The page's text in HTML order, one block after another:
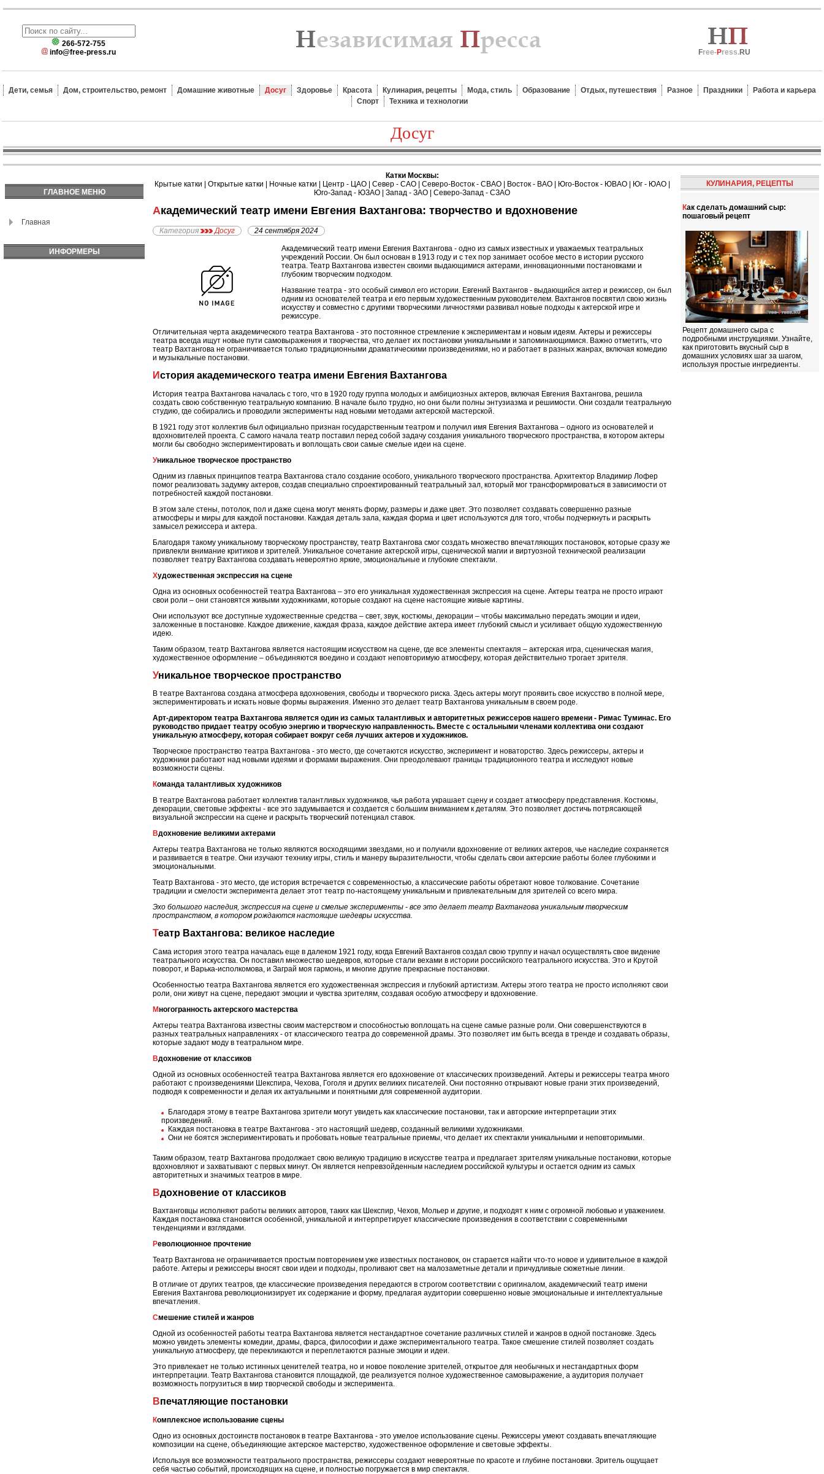
266-572-755
info@free-press.ru
Free-Press.RU
Дети, семья Дом, строительство, ремонт Домашние животные Досуг Здоровье Красота Кулинария, рецепты Мода, стиль Образование Отдых, путешествия Разное Праздники
Работа и карьера
Спорт
Техника и технологии
Досуг
ГЛАВНОЕ МЕНЮ
Главная
ИНФОРМЕРЫ
Катки Москвы:
Крытые катки
Открытые катки Ночные катки Центр - ЦАО| Север - САО| Северо-Восток - СВАО| Восток - ВАО| Юго-Восток - ЮВАО| Юг - ЮАО|
Юго-Запад - ЮЗАО
Запад - ЗАО Северо-Запад - СЗАО
Академический театр имени Евгения Вахтангова: творчество и вдохновение
Категория Досуг 24 сентября 2024
Академический театр имени Евгения Вахтангова - одно из самых известных и уважаемых театральных
учреждений России. Он был основан в 1913 году и с тех пор занимает особое место в истории русского
театра. Театр Вахтангова известен своими выдающимися актерами, инновационными постановками и
глубоким творческим подходом.
Название театра - это особый символ его истории. Евгений Вахтангов - выдающийся актер и режиссер, он был
одним из основателей театра и его первым художественным руководителем. Вахтангов посвятил свою жизнь
искусству и совместно с другими творческими личностями развивал новые подходы к актерской игре и
режиссуре.
Отличительная черта академического театра Вахтангова - это постоянное стремление к экспериментам и новым идеям. Актеры и режиссеры
театра всегда ищут новые пути самовыражения и творчества, что делает их постановки уникальными и запоминающимися. Важно отметить, что
театр Вахтангова не ограничивается только традиционными драматическими произведениями, но и работает в разных жанрах, включая комедию
и музыкальные постановки.
История академического театра имени Евгения Вахтангова
История театра Вахтангова началась с того, что в 1920 году группа молодых и амбициозных актеров, включая Евгения Вахтангова, решила
создать свою собственную театральную компанию. В начале было трудно, но они были полны энтузиазма и решимости. Они создали театральную
студию, где собирались и проводили эксперименты над новыми методами актерской мастерской.
В 1921 году этот коллектив был официально признан государственным театром и получил имя Евгения Вахтангова – одного из основателей и
вдохновителей проекта. С самого начала театр поставил перед собой задачу создания уникального творческого пространства, в котором актеры
могли бы свободно экспериментировать и воплощать свои самые смелые идеи на сцене.
Уникальное творческое пространство
Одним из главных принципов театра Вахтангова стало создание особого, уникального творческого пространства. Архитектор Владимир Лофер
помог реализовать задумку актеров, создав специально спроектированный театральный зал, который мог трансформироваться в зависимости от
потребностей каждой постановки.
В этом зале стены, потолок, пол и даже сцена могут менять форму, размеры и даже цвет. Это позволяет создавать совершенно разные
атмосферы и миры для каждой постановки. Каждая деталь зала, каждая форма и цвет используются для того, чтобы подчеркнуть и раскрыть
замысел режиссера и актера.
Благодаря такому уникальному творческому пространству, театр Вахтангова смог создать множество впечатляющих постановок, которые сразу же
привлекли внимание критиков и зрителей. Уникальное сочетание актерской игры, сценической магии и виртуозной технической реализации
позволяет театру Вахтангова создавать невероятно яркие, эмоциональные и глубокие спектакли.
Художественная экспрессия на сцене
Одна из основных особенностей театра Вахтангова – это его уникальная художественная экспрессия на сцене. Актеры театра не просто играют
свои роли – они становятся живыми художниками, которые создают на сцене настоящие живые картины.
Они используют все доступные художественные средства – свет, звук, костюмы, декорации – чтобы максимально передать эмоции и идеи,
заложенные в постановке. Каждое движение, каждая фраза, каждое действие актера имеет глубокий смысл и усиливает общую художественную
идею.
Таким образом, театр Вахтангова является настоящим искусством на сцене, где все элементы спектакля – актерская игра, сценическая магия,
художественное оформление – объединяются воедино и создают неповторимую атмосферу, которая действительно трогает зрителя.
Уникальное творческое пространство
В театре Вахтангова создана атмосфера вдохновения, свободы и творческого риска. Здесь актеры могут проявить свое искусство в полной мере,
экспериментировать и искать новые формы выражения. Именно это делает театр Вахтангова уникальным в своем роде.
Арт-директором театра Вахтангова является один из самых талантливых и авторитетных режиссеров нашего времени - Римас Туминас. Его
руководство придает театру особую энергию и творческую направленность. Вместе с остальными членами коллектива они создают
уникальную атмосферу, которая собирает вокруг себя лучших актеров и художников.
Творческое пространство театра Вахтангова - это место, где сочетаются искусство, эксперимент и новаторство. Здесь режиссеры, актеры и
художники работают над новыми идеями и формами выражения. Они преодолевают границы традиционного театра и исследуют новые
возможности сцены.
Команда талантливых художников
В театре Вахтангова работает коллектив талантливых художников, чья работа украшает сцену и создает атмосферу представления. Костюмы,
декорации, световые эффекты - все это задумывается и создается с большим вниманием к деталям. Это позволяет достичь потрясающей
визуальной экспрессии на сцене и раскрыть творческий потенциал ставок.
Вдохновение великими актерами
Актеры театра Вахтангова не только являются восходящими звездами, но и получили вдохновение от великих актеров, чье наследие сохраняется
и развивается в театре. Они изучают технику игры, стиль и манеру выразительности, чтобы сделать свои актерские работы более глубокими и
эмоциональными.
Театр Вахтангова - это место, где история встречается с современностью, а классические работы обретают новое толкование. Сочетание
традиции и смелости эксперимента делает этот театр по-настоящему уникальным и привлекательным для зрителей со всего мира.
Эхо большого наследия, экспрессия на сцене и смелые эксперименты - все это делает театр Вахтангова уникальным творческим
пространством, в котором рождаются настоящие шедевры искусства.
Театр Вахтангова: великое наследие
Сама история этого театра началась еще в далеком 1921 году, когда Евгений Вахтангов создал свою труппу и начал осуществлять свое видение
театрального искусства. Он поставил множество шедевров, которые стали вехами в истории российского театрального искусства. Это и Крутой
поворот, и Варька-исполкомова, и Заграй моя гармонь, и многие другие прекрасные постановки.
Особенностью театра Вахтангова является его художественная экспрессия и глубокий артистизм. Актеры этого театра не просто исполняют свои
роли, они живут на сцене, передают эмоции и чувства зрителям, создавая особую атмосферу и вдохновение.
Многогранность актерского мастерства
Актеры театра Вахтангова известны своим мастерством и способностью воплощать на сцене самые разные роли. Они совершенствуются в
разных театральных направлениях - от классического театра до современной драмы. Это позволяет им быть всегда в тренде и создавать образы,
которые задают моду в театральном мире.
Вдохновение от классиков
Одной из основных особенностей театра Вахтангова является его вдохновение от классических произведений. Актеры и режиссеры театра много
работают с произведениями Шекспира, Чехова, Гоголя и других великих писателей. Они постоянно открывают новые грани этих произведений,
подводя к современности и делая их актуальными и понятными для современной аудитории.
Благодаря этому в театре Вахтангова зрители могут увидеть как классические постановки, так и авторские интерпретации этих
произведений.
Каждая постановка в театре Вахтангова - это настоящий шедевр, созданный великими художниками.
Они не боятся экспериментировать и пробовать новые театральные приемы, что делает их спектакли уникальными и неповторимыми.
Таким образом, театр Вахтангова продолжает свою великую традицию в искусстве театра и предлагает зрителям уникальные постановки, которые
вдохновляют и захватывают с первых минут. Он является непревзойденным наследием российской культуры и остается одним из самых
авторитетных и значимых театров в мире.
Вдохновение от классиков
Вахтанговцы исполняют работы великих авторов, таких как Шекспир, Чехов, Мольер и другие, и подходят к ним с огромной любовью и уважением.
Каждая постановка становится особенной, уникальной и интерпретирует классические произведения в соответствии с современными
тенденциями и взглядами.
Революционное прочтение
Театр Вахтангова не ограничивается простым повторением уже известных постановок, он старается найти что-то новое и удивительное в каждой
работе. Актеры и режиссеры вносят свои идеи и подходы, проливают свет на малозаметные детали и причудливые сюжетные линии.
В отличие от других театров, где классические произведения передаются в строгом соответствии с оригиналом, академический театр имени
Евгения Вахтангова революционизирует их содержание и форму, предлагая аудитории совершенно новые эмоциональные и интеллектуальные
впечатления.
Смешение стилей и жанров
Одной из особенностей работы театра Вахтангова является нестандартное сочетание различных стилей и жанров в одной постановке. Здесь
можно увидеть элементы комедии, драмы, фарса, философии и даже экспериментального театра. Такое смешение стилей позволяет создать
уникальную атмосферу, где перекликаются и переплетаются разные эмоции и идеи.
Это привлекает не только истинных ценителей театра, но и новое поколение зрителей, открытое для необычных и нестандартных форм
интерпретации. Театр Вахтангова становится площадкой, где реализуется полное художественное самовыражение, а аудитория получает
возможность погрузиться в мир творческой свободы и эксперимента.
Впечатляющие постановки
Комплексное использование сцены
Одно из основных достоинств постановок в театре Вахтангова - это умелое использование сцены. Режиссеры умеют создавать впечатляющие
композиции на сцене, объединяющие актерское мастерство, художественное оформление и световые эффекты.
Используя все возможности театрального пространства, режиссеры создают невероятные по красоте и глубине постановки. Зритель ощущает
себя частью событий, происходящих на сцене, и полностью погружается в мир спектакля.
КУЛИНАРИЯ, РЕЦЕПТЫ
Как сделать домашний сыр:
пошаговый рецепт
Рецепт домашнего сыра с
подробными инструкциями. Узнайте,
как приготовить вкусный сыр в
домашних условиях шаг за шагом,
используя простые ингредиенты.